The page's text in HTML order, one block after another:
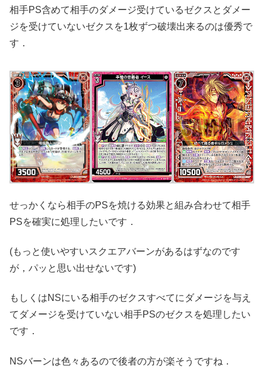
相手PS含めて相手のダメージ受けているゼクスとダメー
ジを受けていないゼクスを1枚ずつ破壊出来るのは優秀で
す．
せっかくなら相手のPSを焼ける効果と組み合わせて相手
PSを確実に処理したいです．
(もっと使いやすいスクエアバーンがあるはずなのです
が，パッと思い出せないです)
もしくはNSにいる相手のゼクスすべてにダメージを与え
てダメージを受けていない相手PSのゼクスを処理したい
です．
NSバーンは色々あるので後者の方が楽そうですね．